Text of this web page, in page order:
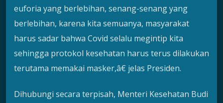
euforia yang berlebihan, senang-senang yang
berlebihan, karena kita semuanya, masyarakat
harus sadar bahwa Covid selalu megintip kita
sehingga protokol kesehatan harus terus dilakukan
terutama memakai masker,â€ jelas Presiden.
Dihubungi secara terpisah, Menteri Kesehatan Budi